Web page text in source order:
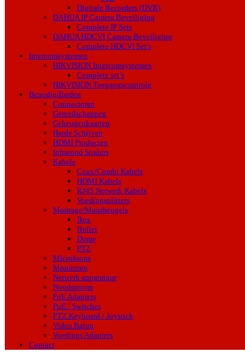
Digitale Recorders (DVR)
DAHUA IP Camera Beveiliging
Complete IP Sets
DAHUA HDCVI Camera Beveiliging
Complete HDCVI Set’s
Intercomsystemen
HIKVISION Intercomsystemen
Complete set’s
HIKVISION Toegangscontrole
Benodigdheden
Connectoren
Gereedschappen
Geheugenkaarten
Harde Schijven
HDMI Producten
Infrarood Stralers
Kabels
Coax/Combi Kabels
HDMI Kabels
RJ45 Netwerk Kabels
Voedingsplitters
Montage/Muurbeugels
Box
Bullet
Dome
PTZ
Microfoons
Monitoren
Netwerk apparatuur
Noodstroom
PoE Adapters
PoE / Switches
PTZ Keyboard / Joystick
Video Balun
Voedings Adapters
Contact